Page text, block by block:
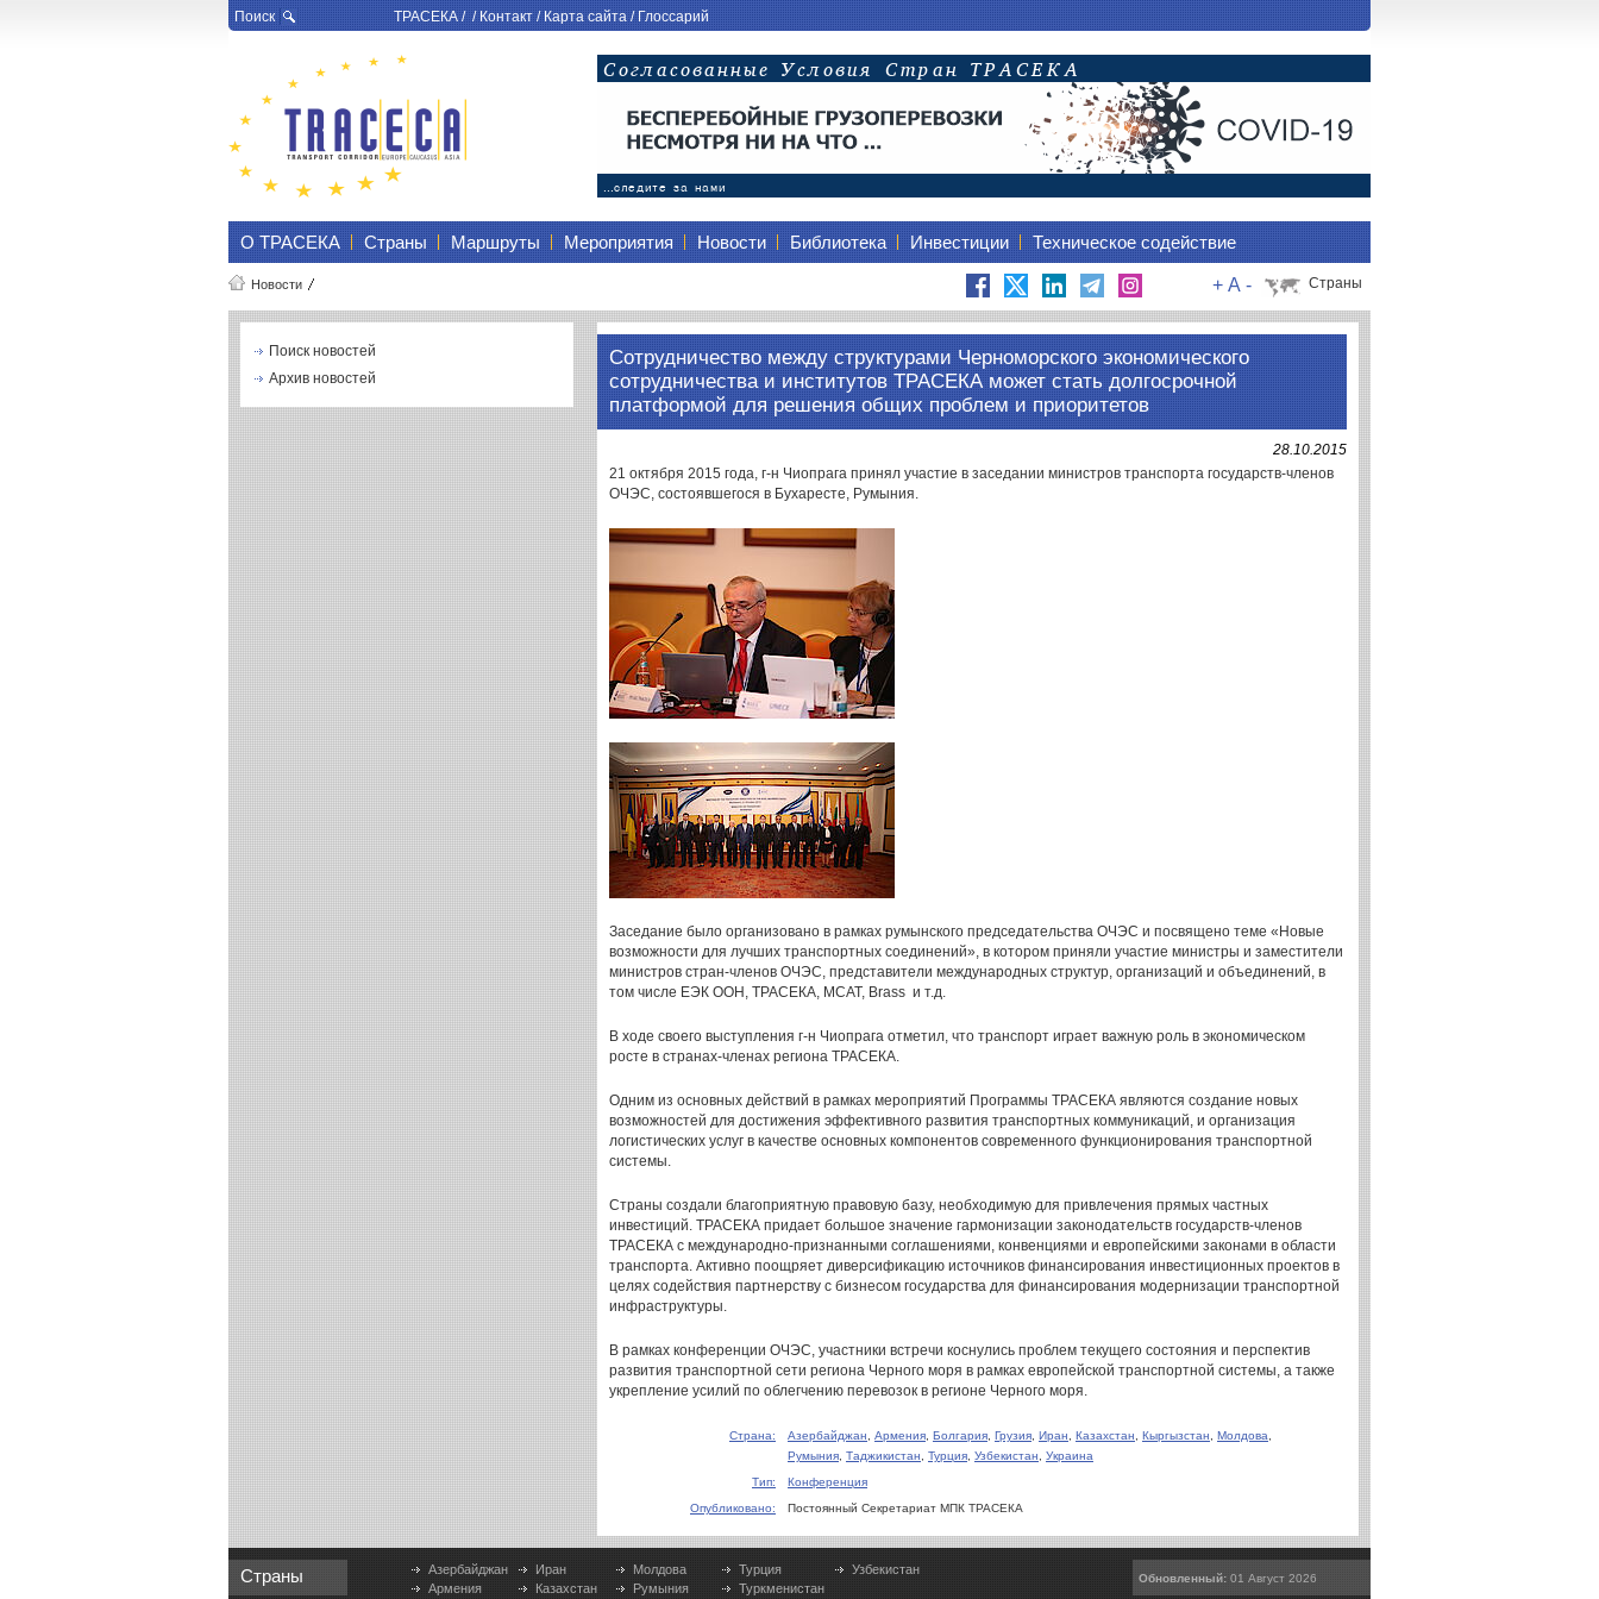
Поиск ТРАСЕКА/ /Контакт/Карта сайта/Глоссарий
О ТРАСЕКА Страны Маршруты Мероприятия Новости Библиотека Инвестиции Техническое содействие
Новости Страны
+ A -
Поиск новостей
Архив новостей
Сотрудничество между структурами Черноморского экономического
сотрудничества и институтов ТРАСЕКА может стать долгосрочной
платформой для решения общих проблем и приоритетов
28.10.2015
21 октября 2015 года, г-н Чиопрага принял участие в заседании министров транспорта государств-членов
ОЧЭС, состоявшегося в Бухаресте, Румыния.
Заседание было организовано в рамках румынского председательства ОЧЭС и посвящено теме «Новые
возможности для лучших транспортных соединений», в котором приняли участие министры и заместители
министров стран-членов ОЧЭС, представители международных структур, организаций и объединений, в
том числе ЕЭК ООН, ТРАСЕКА, МСАТ, Brass и т.д.
В ходе своего выступления г-н Чиопрага отметил, что транспорт играет важную роль в экономическом
росте в странах-членах региона ТРАСЕКА.
Одним из основных действий в рамках мероприятий Программы ТРАСЕКА являются создание новых
возможностей для достижения эффективного развития транспортных коммуникаций, и организация
логистических услуг в качестве основных компонентов современного функционирования транспортной
системы.
Страны создали благоприятную правовую базу, необходимую для привлечения прямых частных
инвестиций. ТРАСЕКА придает большое значение гармонизации законодательств государств-членов
ТРАСЕКА с международно-признанными соглашениями, конвенциями и европейскими законами в области
транспорта. Активно поощряет диверсификацию источников финансирования инвестиционных проектов в
целях содействия партнерству с бизнесом государства для финансирования модернизации транспортной
инфраструктуры.
В рамках конференции ОЧЭС, участники встречи коснулись проблем текущего состояния и перспектив
развития транспортной сети региона Черного моря в рамках европейской транспортной системы, а также
укрепление усилий по облегчению перевозок в регионе Черного моря.
Страна: Азербайджан Армения Болгария Грузия Иран Казахстан Кыргызстан Молдова
Румыния Таджикистан Турция Узбекистан
Украина
Тип:
Конференция
Опубликовано:
Постоянный Секретариат МПК ТРАСЕКА
Страны
Азербайджан
Армения
Иран
Казахстан
Молдова
Румыния
Турция
Туркменистан
Узбекистан
Обновленный: 01 Август 2026